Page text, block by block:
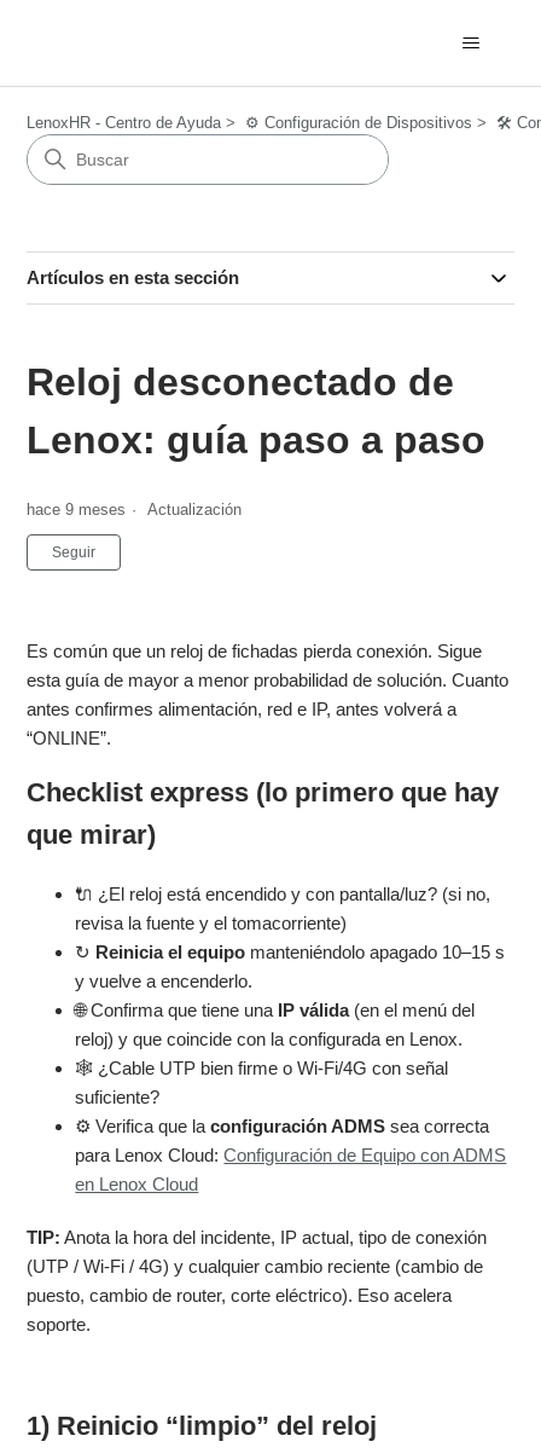
LenoxHR - Centro de Ayuda ⚙️ Configuración de Dispositivos 🛠️
Artículos en esta sección
Reloj desconectado de
Lenox: guía paso a paso
hace 9 meses Actualización
Seguir
Es común que un reloj de fichadas pierda conexión. Sigue
esta guía de mayor a menor probabilidad de solución. Cuanto
antes confirmes alimentación, red e IP, antes volverá a
“ONLINE”.
Checklist express (lo primero que hay
que mirar)
🔌 ¿El reloj está encendido y con pantalla/luz? (si no,
revisa la fuente y el tomacorriente)
↻ Reinicia el equipo manteniéndolo apagado 10–15 s
y vuelve a encenderlo.
🌐 Confirma que tiene una IP válida(en el menú del
reloj) y que coincide con la configurada en Lenox.
🕸️ ¿Cable UTP bien firme o Wi-Fi/4G con señal
suficiente?
⚙️ Verifica que laconfiguración ADMS sea correcta
para Lenox Cloud:Configuración de Equipo con ADMS
en Lenox Cloud
TIP: Anota la hora del incidente, IP actual, tipo de conexión
(UTP / Wi-Fi / 4G) y cualquier cambio reciente (cambio de
puesto, cambio de router, corte eléctrico). Eso acelera
soporte.
1) Reinicio “limpio” del reloj